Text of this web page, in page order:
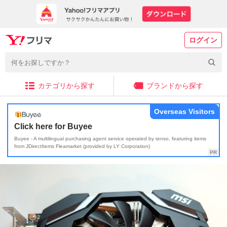
ログイン
カテゴリから探す ブランドから探す
Click here for Buyee
Buyee - A multilingual purchasing agent service operated by tenso, featuring items
from JDirectItems Fleamarket (provided by LY Corporation)
Overseas Visitors